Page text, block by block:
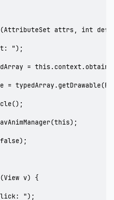
attrs, int
");
=
=
v) {
");